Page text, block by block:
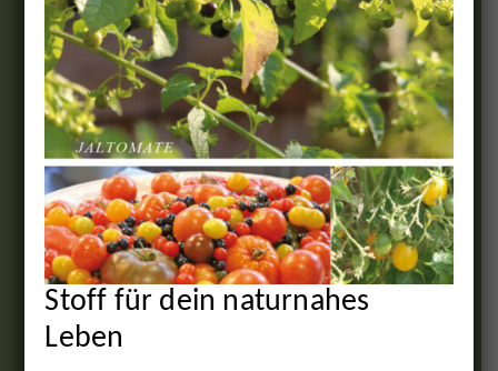
Stoff für dein naturnahes
Leben